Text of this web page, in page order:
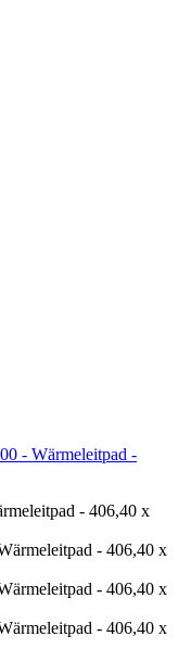
- Wärmeleitpad -
- 406,40 x